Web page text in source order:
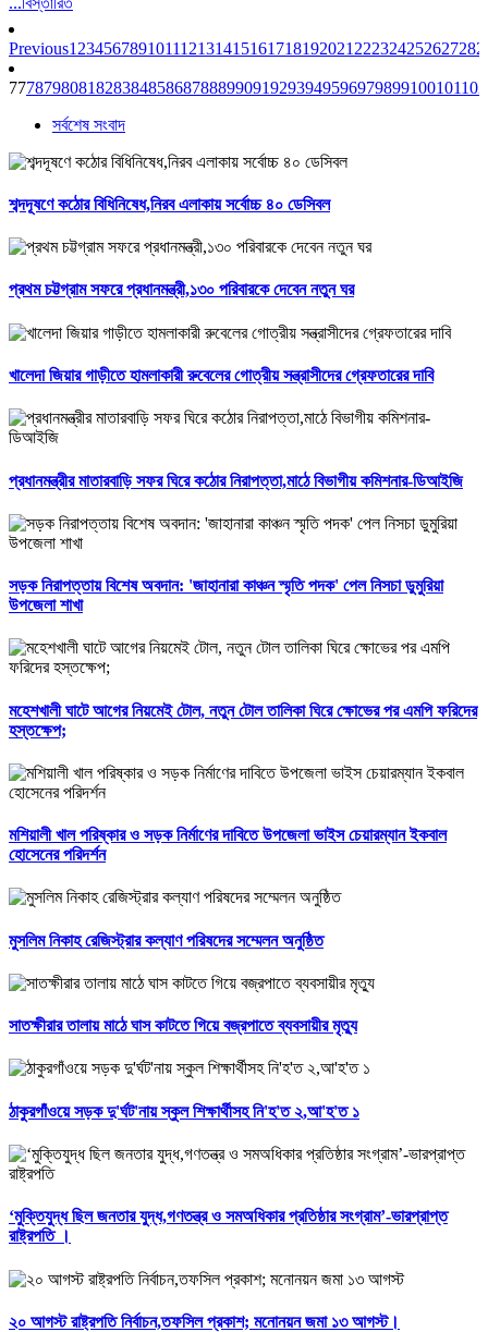
Previous1 23456789101112131415161718192021 22232425262728
7778798081828384858687888990919293949596979899100101102
সর্বশেষ সংবাদ
শব্দদূষণে কঠোর বিধিনিষেধ,নিরব এলাকায় সর্বোচ্চ ৪০ ডেসিবল
প্রথম চট্টগ্রাম সফরে প্রধানমন্ত্রী,১৩০ পরিবারকে দেবেন নতুন ঘর
খালেদা জিয়ার গাড়ীতে হামলাকারী রুবেলের গোত্রীয় সন্ত্রাসীদের গ্রেফতারের দাবি
প্রধানমন্ত্রীর মাতারবাড়ি সফর ঘিরে কঠোর নিরাপত্তা,মাঠে বিভাগীয় কমিশনার-ডিআইজি
সড়ক নিরাপত্তায় বিশেষ অবদান: 'জাহানারা কাঞ্চন স্মৃতি পদক' পেল নিসচা ডুমুরিয়া
উপজেলা শাখা
মহেশখালী ঘাটে আগের নিয়মেই টোল, নতুন টোল তালিকা ঘিরে ক্ষোভের পর এমপি ফরিদের
হস্তক্ষেপ;
মশিয়ালী খাল পরিষ্কার ও সড়ক নির্মাণের দাবিতে উপজেলা ভাইস চেয়ারম্যান ইকবাল
হোসেনের পরিদর্শন
মুসলিম নিকাহ রেজিস্ট্রার কল্যাণ পরিষদের সম্মেলন অনুষ্ঠিত
সাতক্ষীরার তালায় মাঠে ঘাস কাটতে গিয়ে বজ্রপাতে ব্যবসায়ীর মৃত্যু
ঠাকুরগাঁওয়ে সড়ক দু'র্ঘট'নায় স্কুল শিক্ষার্থীসহ নি'হ'ত ২,আ'হ'ত ১
‘মুক্তিযুদ্ধ ছিল জনতার যুদ্ধ,গণতন্ত্র ও সমঅধিকার প্রতিষ্ঠার সংগ্রাম’-ভারপ্রাপ্ত
রাষ্ট্রপতি ।
২০ আগস্ট রাষ্ট্রপতি নির্বাচন,তফসিল প্রকাশ; মনোনয়ন জমা ১৩ আগস্ট।